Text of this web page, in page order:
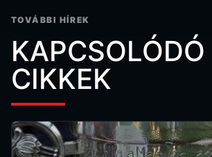
TOVÁBBI HÍREK
KAPCSOLÓDÓ
CIKKEK